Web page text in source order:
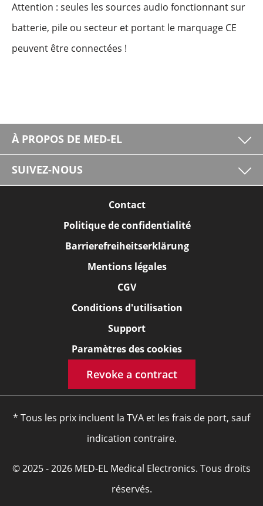
Attention : seules les sources audio fonctionnant sur
batterie, pile ou secteur et portant le marquage CE
peuvent être connectées !
À PROPOS DE MED-EL
SUIVEZ-NOUS
Contact
Politique de confidentialité
Barrierefreiheitserklärung
Mentions légales
CGV
Conditions d'utilisation
Support
Paramètres des cookies
Revoke a contract
* Tous les prix incluent la TVA et les frais de port, sauf
indication contraire.
© 2025 - 2026 MED-EL Medical Electronics. Tous droits
réservés.